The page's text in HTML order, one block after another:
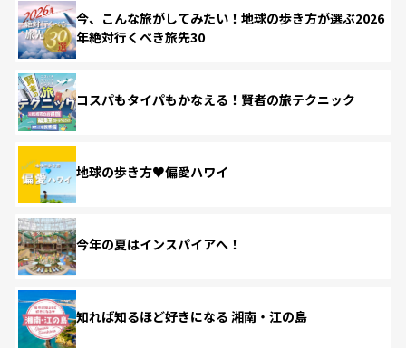
今、こんな旅がしてみたい！地球の歩き方が選ぶ2026
年絶対行くべき旅先30
コスパもタイパもかなえる！賢者の旅テクニック
地球の歩き方♥偏愛ハワイ
今年の夏はインスパイアへ！
知れば知るほど好きになる 湘南・江の島